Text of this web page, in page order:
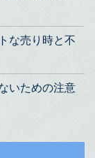
な売り時と不
いための注意